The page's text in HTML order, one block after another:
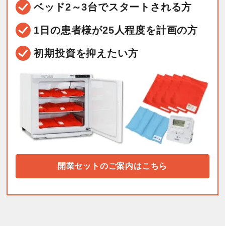
ベッド2～3台でスタートされる方
1日の患者様が25人程度を計画の方
初期投資を抑えたい方
開業セットのご案内はこちら